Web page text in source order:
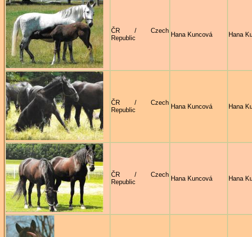
ČR / Czech
Republic
Hana Kuncová Hana
ČR / Czech
Republic
Hana Kuncová Hana
ČR / Czech
Republic
Hana Kuncová Hana